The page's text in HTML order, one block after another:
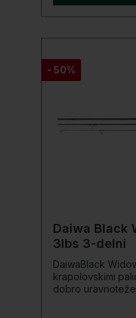
- 50%
Daiwa Black
3lbs 3-delni
DaiwaBlack
krapolovskimi
dobro